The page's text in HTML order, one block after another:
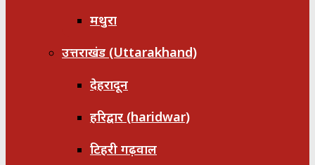
मथुरा
उत्तराखंड (Uttarakhand)
देहरादून
हरिद्वार (haridwar)
टिहरी गढ़वाल